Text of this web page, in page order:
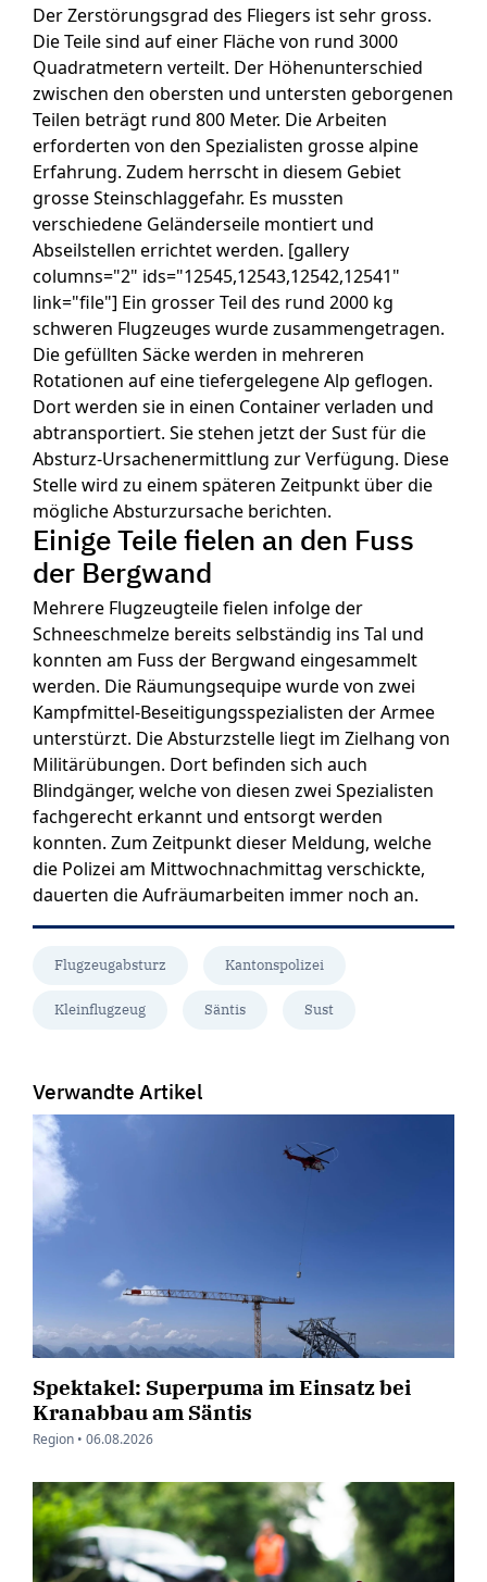
Der Zerstörungsgrad des Fliegers ist sehr gross.
Die Teile sind auf einer Fläche von rund 3000
Quadratmetern verteilt. Der Höhenunterschied
zwischen den obersten und untersten geborgenen
Teilen beträgt rund 800 Meter. Die Arbeiten
erforderten von den Spezialisten grosse alpine
Erfahrung. Zudem herrscht in diesem Gebiet
grosse Steinschlaggefahr. Es mussten
verschiedene Geländerseile montiert und
Abseilstellen errichtet werden. [gallery
columns="2" ids="12545,12543,12542,12541"
link="file"] Ein grosser Teil des rund 2000 kg
schweren Flugzeuges wurde zusammengetragen.
Die gefüllten Säcke werden in mehreren
Rotationen auf eine tiefergelegene Alp geflogen.
Dort werden sie in einen Container verladen und
abtransportiert. Sie stehen jetzt der Sust für die
Absturz-Ursachenermittlung zur Verfügung. Diese
Stelle wird zu einem späteren Zeitpunkt über die
mögliche Absturzursache berichten.
Einige Teile fielen an den Fuss
der Bergwand
Mehrere Flugzeugteile fielen infolge der
Schneeschmelze bereits selbständig ins Tal und
konnten am Fuss der Bergwand eingesammelt
werden. Die Räumungsequipe wurde von zwei
Kampfmittel-Beseitigungsspezialisten der Armee
unterstürzt. Die Absturzstelle liegt im Zielhang von
Militärübungen. Dort befinden sich auch
Blindgänger, welche von diesen zwei Spezialisten
fachgerecht erkannt und entsorgt werden
konnten. Zum Zeitpunkt dieser Meldung, welche
die Polizei am Mittwochnachmittag verschickte,
dauerten die Aufräumarbeiten immer noch an.
Flugzeugabsturz Kantonspolizei
Kleinflugzeug Säntis Sust
Verwandte Artikel
Spektakel: Superpuma im Einsatz bei
Kranabbau am Säntis
Region • 06.08.2026